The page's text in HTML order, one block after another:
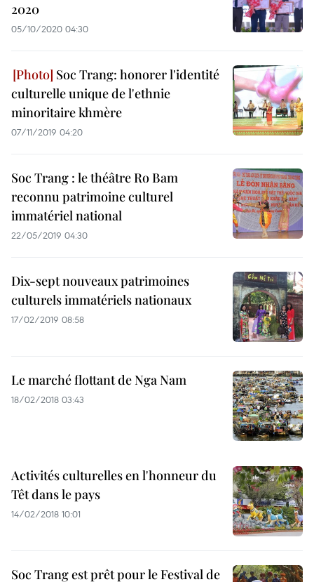
2020
05/10/2020 04:30
Soc Trang: honorer l'identité
culturelle unique de l'ethnie
minoritaire khmère
07/11/2019 04:20
Soc Trang : le théâtre Ro Bam
reconnu patrimoine culturel
immatériel national
22/05/2019 04:30
Dix-sept nouveaux patrimoines
culturels immatériels nationaux
17/02/2019 08:58
Le marché flottant de Nga Nam
18/02/2018 03:43
Activités culturelles en l'honneur du
Têt dans le pays
14/02/2018 10:01
Soc Trang est prêt pour le Festival de